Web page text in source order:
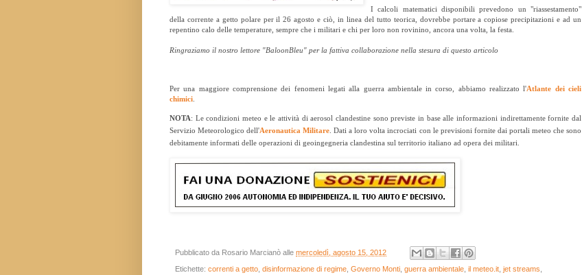
I calcoli matematici disponibili prevedono un "riassestamento"
della corrente a getto polare per il 26 agosto e ciò, in linea del tutto teorica, dovrebbe portare a copiose precipitazioni e ad un
repentino calo delle temperature, sempre che i militari e chi per loro non rovinino, ancora una volta, la festa.
Ringraziamo il nostro lettore "BaloonBleu" per la fattiva collaborazione nella stesura di questo articolo
Per una maggiore comprensione dei fenomeni legati alla guerra ambientale in corso, abbiamo realizzato l'Atlante dei cieli
chimici
NOTA: Le condizioni meteo e le attività di aerosol clandestine sono previste in base alle informazioni indirettamente fornite dal
Servizio Meteorologico dell'Aeronautica Militare . Dati a loro volta incrociati con le previsioni fornite dai portali meteo che sono
debitamente informati delle operazioni di geoingegneria clandestina sul territorio italiano ad opera dei militari.
Pubblicato da Rosario Marcianò alle mercoledì, agosto 15, 2012
Etichette: correnti a getto disinformazione di regime Governo Monti guerra ambientale il meteo.it jet streams